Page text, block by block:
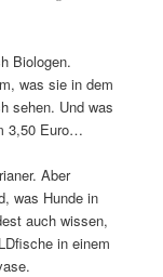
Biologen.
was sie in dem
sehen. Und was
3,50 Euro…
Aber
was Hunde in
auch wissen,
in einem